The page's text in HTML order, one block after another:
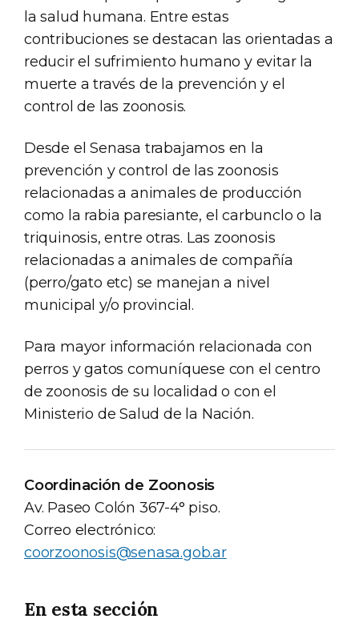
la salud humana. Entre estas
contribuciones se destacan las orientadas a
reducir el sufrimiento humano y evitar la
muerte a través de la prevención y el
control de las zoonosis.
Desde el Senasa trabajamos en la
prevención y control de las zoonosis
relacionadas a animales de producción
como la rabia paresiante, el carbunclo o la
triquinosis, entre otras. Las zoonosis
relacionadas a animales de compañía
(perro/gato etc) se manejan a nivel
municipal y/o provincial.
Para mayor información relacionada con
perros y gatos comuníquese con el centro
de zoonosis de su localidad o con el
Ministerio de Salud de la Nación.
Coordinación de Zoonosis
Av. Paseo Colón 367-4° piso.
Correo electrónico:
coorzoonosis@senasa.gob.ar
En esta sección